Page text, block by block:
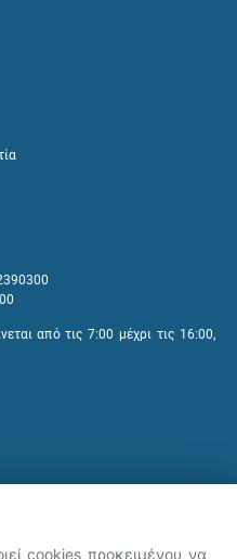
από τις 7:00 μέχρι τις 16:00,
cookies προκειμένου να